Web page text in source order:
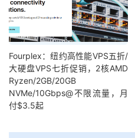
Fourplex：纽约高性能VPS五折/
大硬盘VPS七折促销，2核AMD
Ryzen/2GB/20GB
NVMe/10Gbps@不限流量，月
付$3.5起